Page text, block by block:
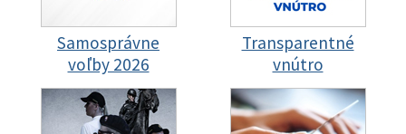
Samosprávne
voľby 2026
Transparentné
vnútro